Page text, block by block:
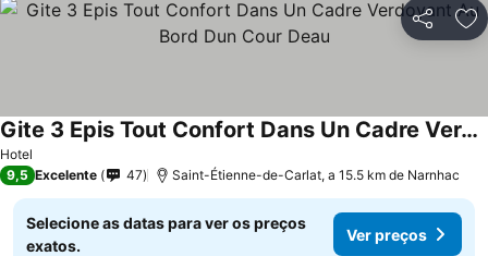
Partilhar
Hotel
Gite 3 Epis Tout Confort Dans Un Cadre Verdoyant Au Bord Dun Cour Deau
Ver preços
9,5 Excelente 47 Saint-Étienne-de-Carlat, a 15.5 km de Narnhac
Selecione as datas para ver os preços
exatos.
Ver preços